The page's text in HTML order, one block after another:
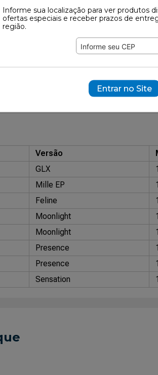
Informe sua localização para ver produtos
ofertas especiais e receber prazos de
região.
Entrar no Site
meramente ilustrativas.
782640057
MTE-Thomson: 782640063
VDO: A2C59513176Z
Versão
GLX
Mille EP
Feline
Moonlight
Moonlight
Presence
Presence
Sensation